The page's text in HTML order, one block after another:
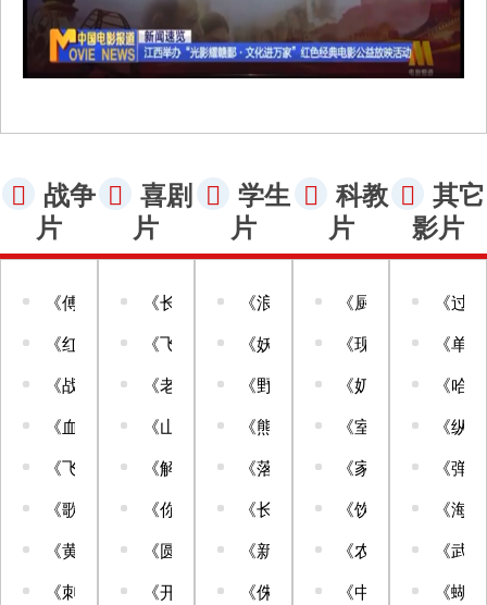
战争
片
《傅继泽智斗泊头》
《红星闪耀》
《战火中的伤情》
《血色清河》
《飞虎队谍战》
《歌谣》
《黄金驿站》
《刺杀汪精卫》
喜剧
片
《长安的荔枝》
《飞行家》
《老李的心愿》
《山无棱 天地合》
《解决专家》
《你是我的葱姜蒜》
《圆梦餐厅》
《开货车的小镇青年》
学生
片
《浪浪山小妖怪》（动画片）
《妖怪森林》（动画片）
《野孩子》
《熊出没·年年有熊》（动画片）
《落凡尘》（动画片）
《长安三万里》（动画片）
《新大头儿子和小头爸爸5我
《侏罗纪大乐园》（动画片）
科教
片
《厨房电器使用指
《现代农业之种养
《奶水牛饲养和养
《室内装修防污染
《家庭养花》
《饮茶与健康》
《农业生产安全用
《中草药居家妙用
其它
影片
《过
《单
《哈
《纵
《弹
《海
《武
《蝴